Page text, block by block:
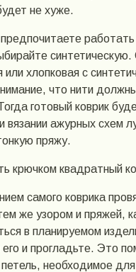
не хуже.
работать
или хлопковая с
что нити
готовый коврик
вязании ажурных схем
пряжу.
самого коврика
же узором и пряжей,
в планируемом
и прогладьте. Это
необходимое для